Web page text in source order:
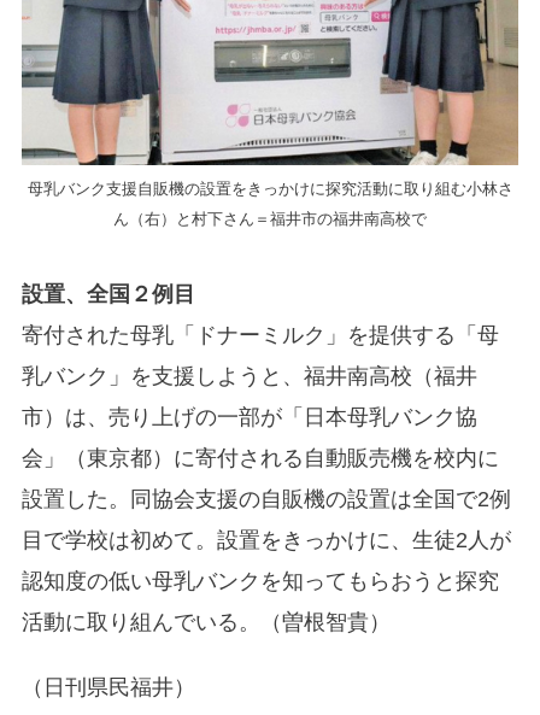
母乳バンク支援自販機の設置をきっかけに探究活動に取り組む小林さ
ん（右）と村下さん＝福井市の福井南高校で
設置、全国２例目
寄付された母乳「ドナーミルク」を提供する「母
乳バンク」を支援しようと、福井南高校（福井
市）は、売り上げの一部が「日本母乳バンク協
会」（東京都）に寄付される自動販売機を校内に
設置した。同協会支援の自販機の設置は全国で2例
目で学校は初めて。設置をきっかけに、生徒2人が
認知度の低い母乳バンクを知ってもらおうと探究
活動に取り組んでいる。（曽根智貴）
（日刊県民福井）